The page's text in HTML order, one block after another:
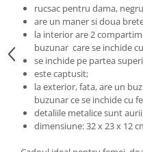
rucsac pentru dama,
are un maner si doua
la interior are 2
buzunar care se inchide
se inchide pe partea
este captusit;
la exterior, fata, are un
buzunar ce se inchide cu
detaliile metalice sunt
dimensiune: 32 x 23 x 12